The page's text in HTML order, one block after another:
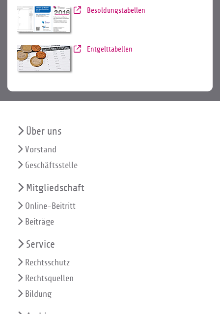
Besoldungstabellen
Entgelttabellen
Über uns
Vorstand
Geschäftsstelle
Mitgliedschaft
Online-Beitritt
Beiträge
Service
Rechtsschutz
Rechtsquellen
Bildung